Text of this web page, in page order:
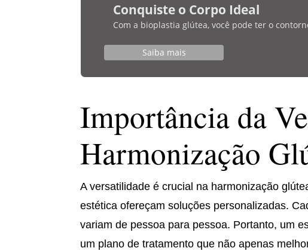
Conquiste o Corpo Ideal
Com a bioplastia glútea, você pode ter o
Saiba mais
Importância da
Harmonização
A versatilidade é crucial na harmonização
estética ofereçam soluções personalizadas.
variam de pessoa para pessoa. Portanto, um
um plano de tratamento que não apenas